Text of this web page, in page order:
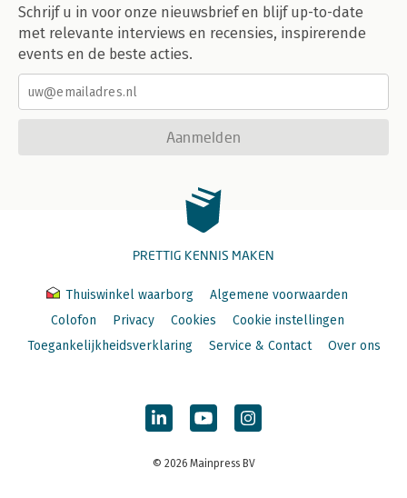
Schrijf u in voor onze nieuwsbrief en blijf up-to-date
met relevante interviews en recensies, inspirerende
events en de beste acties.
Aanmelden
PRETTIG KENNIS MAKEN
Thuiswinkel waarborg
Algemene voorwaarden
Colofon
Privacy Cookies
Cookie instellingen
Toegankelijkheidsverklaring
Service & Contact Over ons
© 2026 Mainpress BV